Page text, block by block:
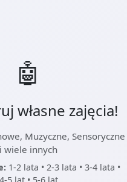
🤖
własne zajęcia!
Muzyczne, Sensoryczne
i wiele innych
1-2 lata • 2-3 lata • 3-4 lata •